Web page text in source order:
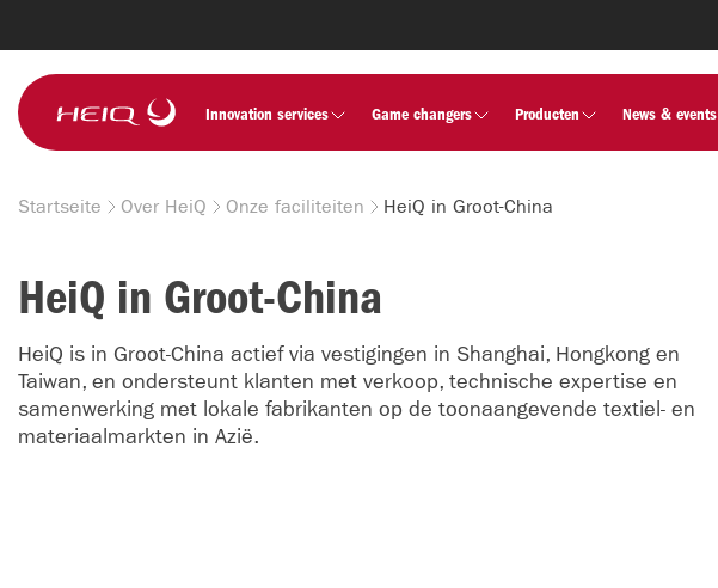
Innovation services Game changers Producten News & events
Breadcrumb
Startseite Over HeiQ Onze faciliteiten HeiQ in Groot-China
HeiQ in Groot-China
HeiQ is in Groot-China actief via vestigingen in Shanghai, Hongkong en
Taiwan, en ondersteunt klanten met verkoop, technische expertise en
samenwerking met lokale fabrikanten op de toonaangevende textiel- en
materiaalmarkten in Azië.